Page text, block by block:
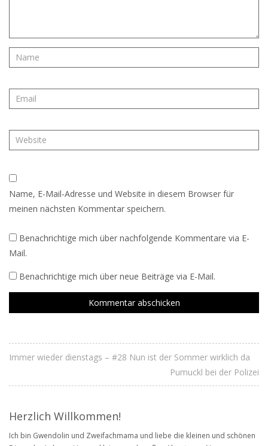
Name, E-Mail-Adresse und Website in diesem Browser für
meinen nächsten Kommentar speichern.
Benachrichtige mich über nachfolgende Kommentare via E-
Mail.
Benachrichtige mich über neue Beiträge via E-Mail.
Immer wieder dienstags – #28 Nun ist der Sommer wirklich da
Pumuckl bei der Polizei
Herzlich Willkommen!
Ich bin Gwendolin und Zweifachmama und liebe die kleinen und schönen